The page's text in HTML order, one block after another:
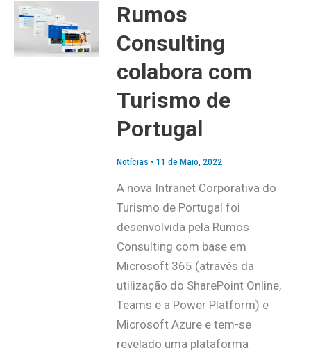
Rumos
Consulting
colabora com
Turismo de
Portugal
Notícias • 11 de Maio, 2022
A nova Intranet Corporativa do
Turismo de Portugal foi
desenvolvida pela Rumos
Consulting com base em
Microsoft 365 (através da
utilização do SharePoint Online,
Teams e a Power Platform) e
Microsoft Azure e tem-se
revelado uma plataforma